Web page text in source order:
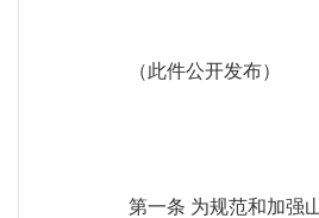
（此件公开发布）
第一条 为规范和加强